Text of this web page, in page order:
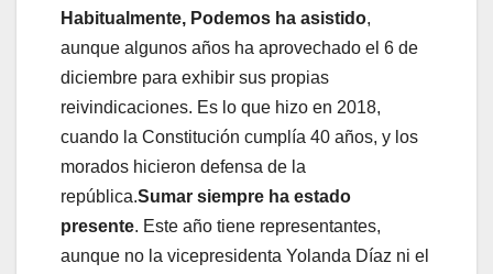
Habitualmente, Podemos ha asistido,
aunque algunos años ha aprovechado el 6 de
diciembre para exhibir sus propias
reivindicaciones. Es lo que hizo en 2018,
cuando la Constitución cumplía 40 años, y los
morados hicieron defensa de la
república.Sumar siempre ha estado
presente. Este año tiene representantes,
aunque no la vicepresidenta Yolanda Díaz ni el